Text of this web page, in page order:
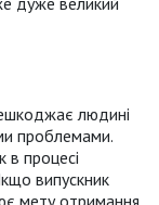
людині
проблемами.
в процесі
випускник